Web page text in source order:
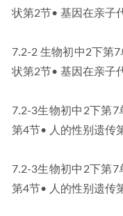
状第2节• 基因在亲子
7.2-2 生物初中2下第
状第2节• 基因在亲子
7.2-3生物初中2下第7
第4节• 人的性别遗传
7.2-3生物初中2下第7
第4节• 人的性别遗传